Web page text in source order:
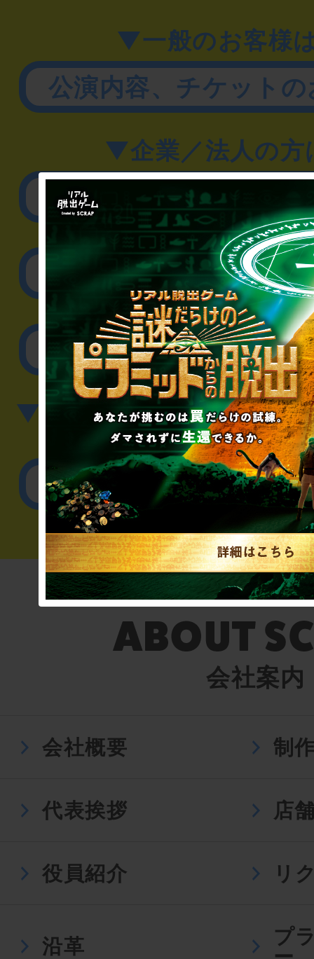
▼一般のお客様
公演内容、チケット
▼企業／法人の方
リアル脱出ゲーム制作
取材に関するお
その他のご相談／
▼英語、中国語でのお問
English／
会社案内
会社概要 制
代表挨拶 店
役員紹介 リ
沿革
プ